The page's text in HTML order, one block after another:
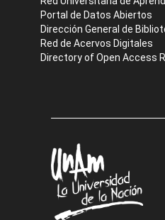
Portal de Datos Abiertos
Dirección General de
Red de Acervos Digitales
Directory of Open Access